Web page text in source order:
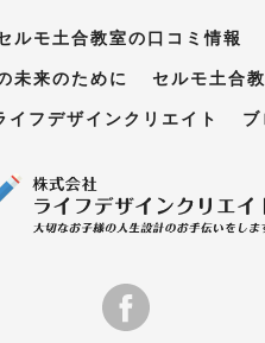
ルモ土合教室の口コミ情報
未来のために セルモ土合
イフデザインクリエイト